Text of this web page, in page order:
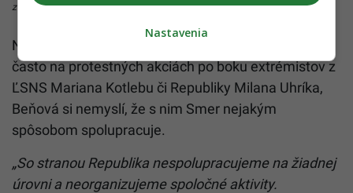
zdroj: Unsplash/Guillaume Périgois
Napriek tomu, že smerákov v súčasnosti vídavať
často na protestných akciách po boku extrémistov z
ĽSNS Mariana Kotlebu či Republiky Milana Uhríka,
Beňová si nemyslí, že s nim Smer nejakým
spôsobom spolupracuje.
„So stranou Republika nespolupracujeme na žiadnej
úrovni a neorganizujeme spoločné aktivity.
Nastavenia